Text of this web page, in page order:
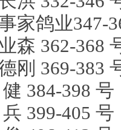
家鸽业347-
森 362-368
刚 369-383
384-398 号
399-405 号